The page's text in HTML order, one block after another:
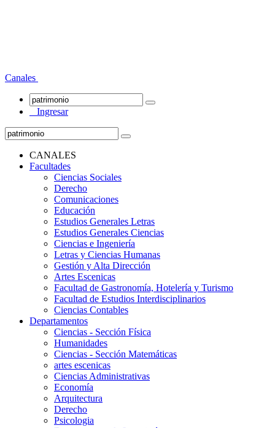
Canales
Ingresar
CANALES
Facultades
Ciencias Sociales
Derecho
Comunicaciones
Educación
Estudios Generales Letras
Estudios Generales Ciencias
Ciencias e Ingeniería
Letras y Ciencias Humanas
Gestión y Alta Dirección
Artes Escenicas
Facultad de Gastronomía, Hotelería y Turismo
Facultad de Estudios Interdisciplinarios
Ciencias Contables
Departamentos
Ciencias - Sección Física
Humanidades
Ciencias - Sección Matemáticas
artes escenicas
Ciencias Administrativas
Economía
Arquitectura
Derecho
Psicologia